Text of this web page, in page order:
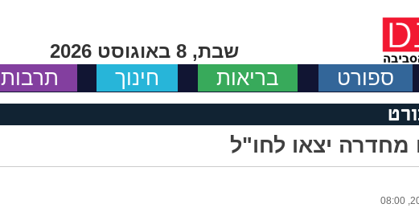
שבת, 8 באוגוסט 2026
ספורט בריאות חינוך תרבות
מחדרה יצאו לחו"ל